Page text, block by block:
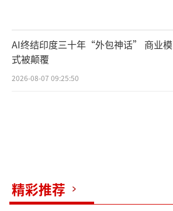
AI终结印度三十年“外包神话” 商业模
式被颠覆
2026-08-07 09:25:50
精彩推荐